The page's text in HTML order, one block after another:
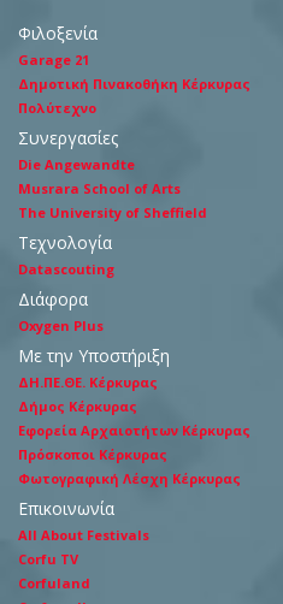
Φιλοξενία
Garage 21
Δημοτική Πινακοθήκη Κέρκυρας
Πολύτεχνο
Συνεργασίες
Die Angewandte
Musrara School of Arts
The University of Sheffield
Τεχνολογία
Datascouting
Διάφορα
Oxygen Plus
Με την Υποστήριξη
ΔΗ.ΠΕ.ΘΕ. Κέρκυρας
Δήμος Κέρκυρας
Εφορεία Αρχαιοτήτων Κέρκυρας
Πρόσκοποι Κέρκυρας
Φωτογραφική Λέσχη Κέρκυρας
Επικοινωνία
All About Festivals
Corfu TV
Corfuland